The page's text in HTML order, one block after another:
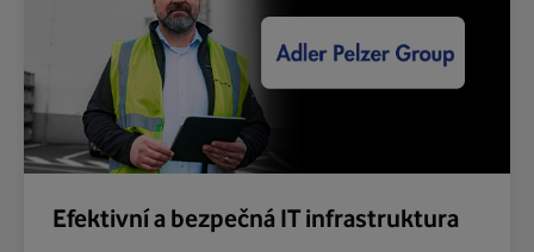
Efektivní a bezpečná IT infrastruktura